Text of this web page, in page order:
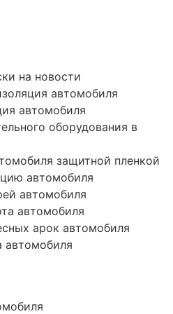
на новости
автомобиля
автомобиля
оборудования в
защитной пленкой
автомобиля
автомобиля
автомобиля
арок автомобиля
автомобиля